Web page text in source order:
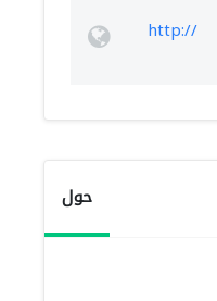
http://
حول